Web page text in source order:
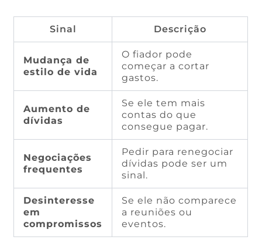
Sinal Descrição
Mudança de
estilo de vida
O fiador pode
começar a cortar
gastos.
Aumento de
dívidas
Se ele tem mais
contas do que
consegue pagar.
Negociações
frequentes
Pedir para renegociar
dívidas pode ser um
sinal.
Desinteresse
em
compromissos
Se ele não comparece
a reuniões ou
eventos.